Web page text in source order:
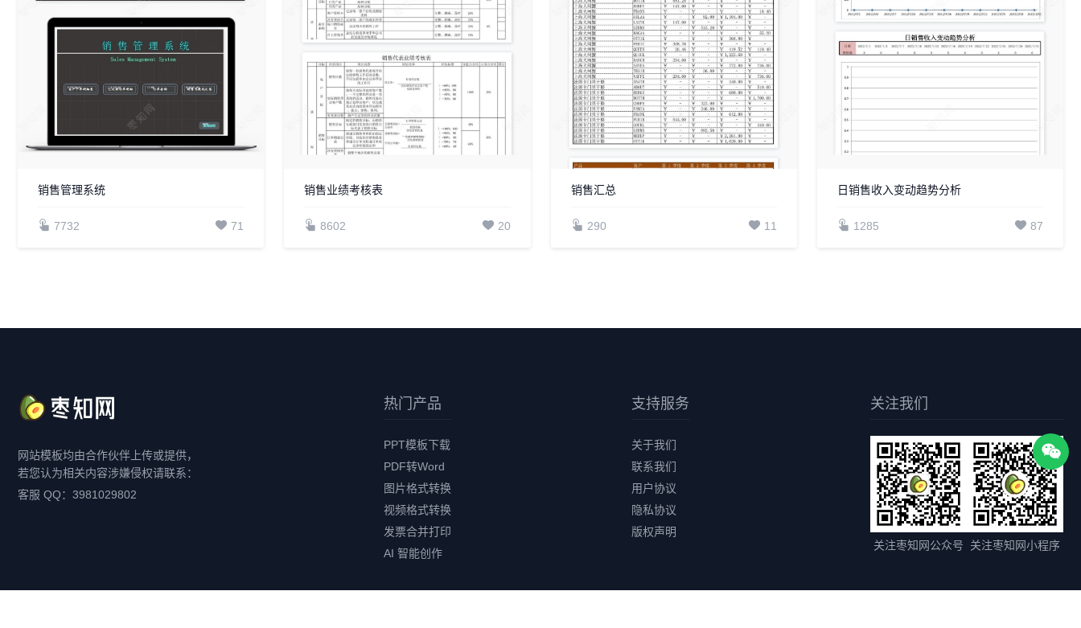
销售管理系统
7732 71
销售业绩考核表
8602 20
销售汇总
290 11
日销售收入变动趋势分析
1285 87
网站模板均由合作伙伴上传或提供，
若您认为相关内容涉嫌侵权请联系：
客服 QQ：3981029802
热门产品
PPT模板下载
PDF转Word
图片格式转换
视频格式转换
发票合并打印
AI 智能创作
支持服务
关于我们
联系我们
用户协议
隐私协议
版权声明
关注我们
关注枣知网公众号 关注枣知网小程序